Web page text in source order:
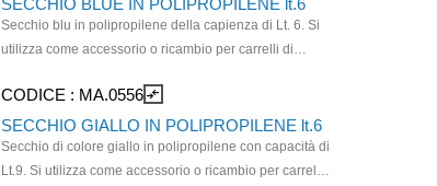
SECCHIO BLUE IN POLIPROPILENE lt.6
Secchio blu in polipropilene della capienza di Lt. 6. Si
utilizza come accessorio o ricambio per carrelli di
resistente. Il manico grigio è progettato per essere
ergonomico e per facilitare l'aggancio ai supporti del
carrello senza ingombrare.
CODICE : MA.0556 compare_arrows
SECCHIO GIALLO IN POLIPROPILENE lt.6
Secchio di colore giallo in polipropilene con capacità di
Lt.9. Si utilizza come accessorio o ricambio per carrelli